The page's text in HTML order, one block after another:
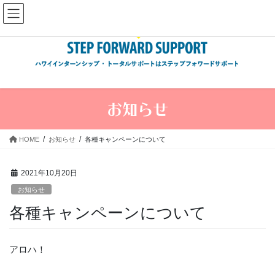
コ
ン
ス
プ
ナ
ビ
ン
動
お知らせ
HOME お知らせ 各種キャンペーンについて
2021年10月20日
お知らせ
各種キャンペーンについて
アロハ！